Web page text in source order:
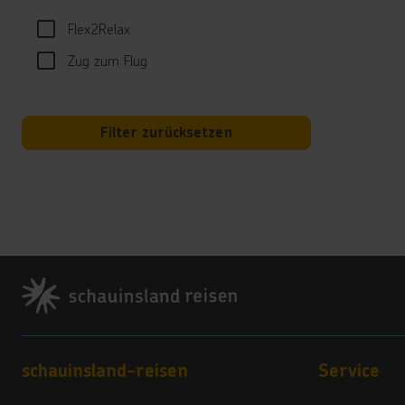
Flex2Relax
Zug zum Flug
Filter zurücksetzen
4,5
Footer
Footer navigation
schauinsland-reisen Service